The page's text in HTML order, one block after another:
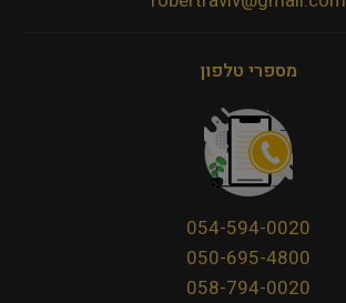
מספרי טלפון
054-594-0020
050-695-4800
058-794-0020